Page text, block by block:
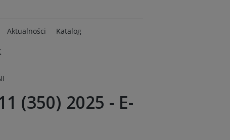
Aktualności Katalog
(350) 2025 - E-